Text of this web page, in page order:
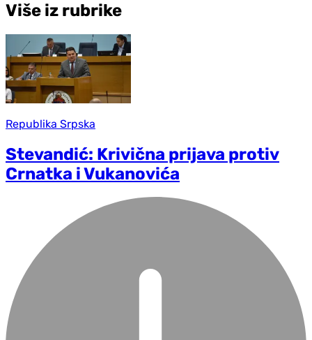
Više iz rubrike
Republika Srpska
Stevandić: Krivična prijava protiv
Crnatka i Vukanovića